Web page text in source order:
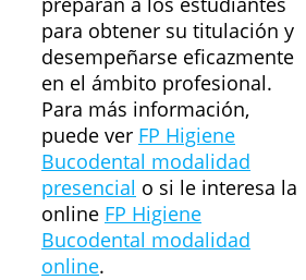
para obtener su titulación y
desempeñarse eficazmente
en el ámbito profesional.
Para más información,
puede ver FP Higiene
Bucodental modalidad
presencial o si le interesa la
online FP Higiene
Bucodental modalidad
online.